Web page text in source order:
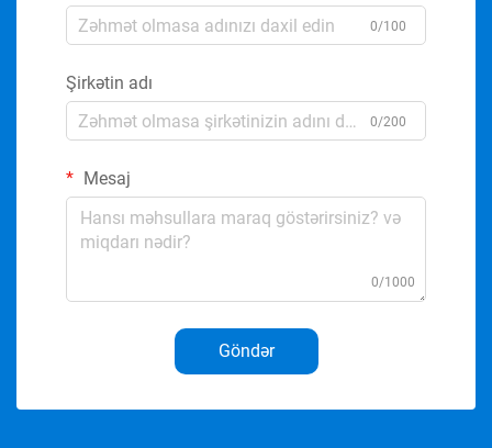
0/100
Şirkətin adı
0/200
Mesaj
0/1000
Göndər